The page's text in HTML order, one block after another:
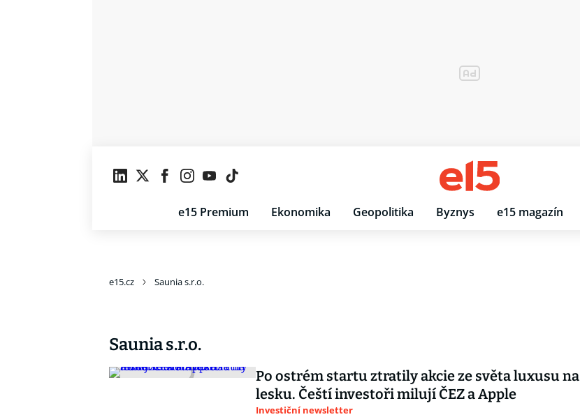
e15 Premium Ekonomika Geopolitika Byznys e15 magazín
e15.cz Saunia s.r.o.
Saunia s.r.o.
Po ostrém startu ztratily akcie ze světa luxusu na
lesku. Čeští investoři milují ČEZ a Apple
Investiční newsletter